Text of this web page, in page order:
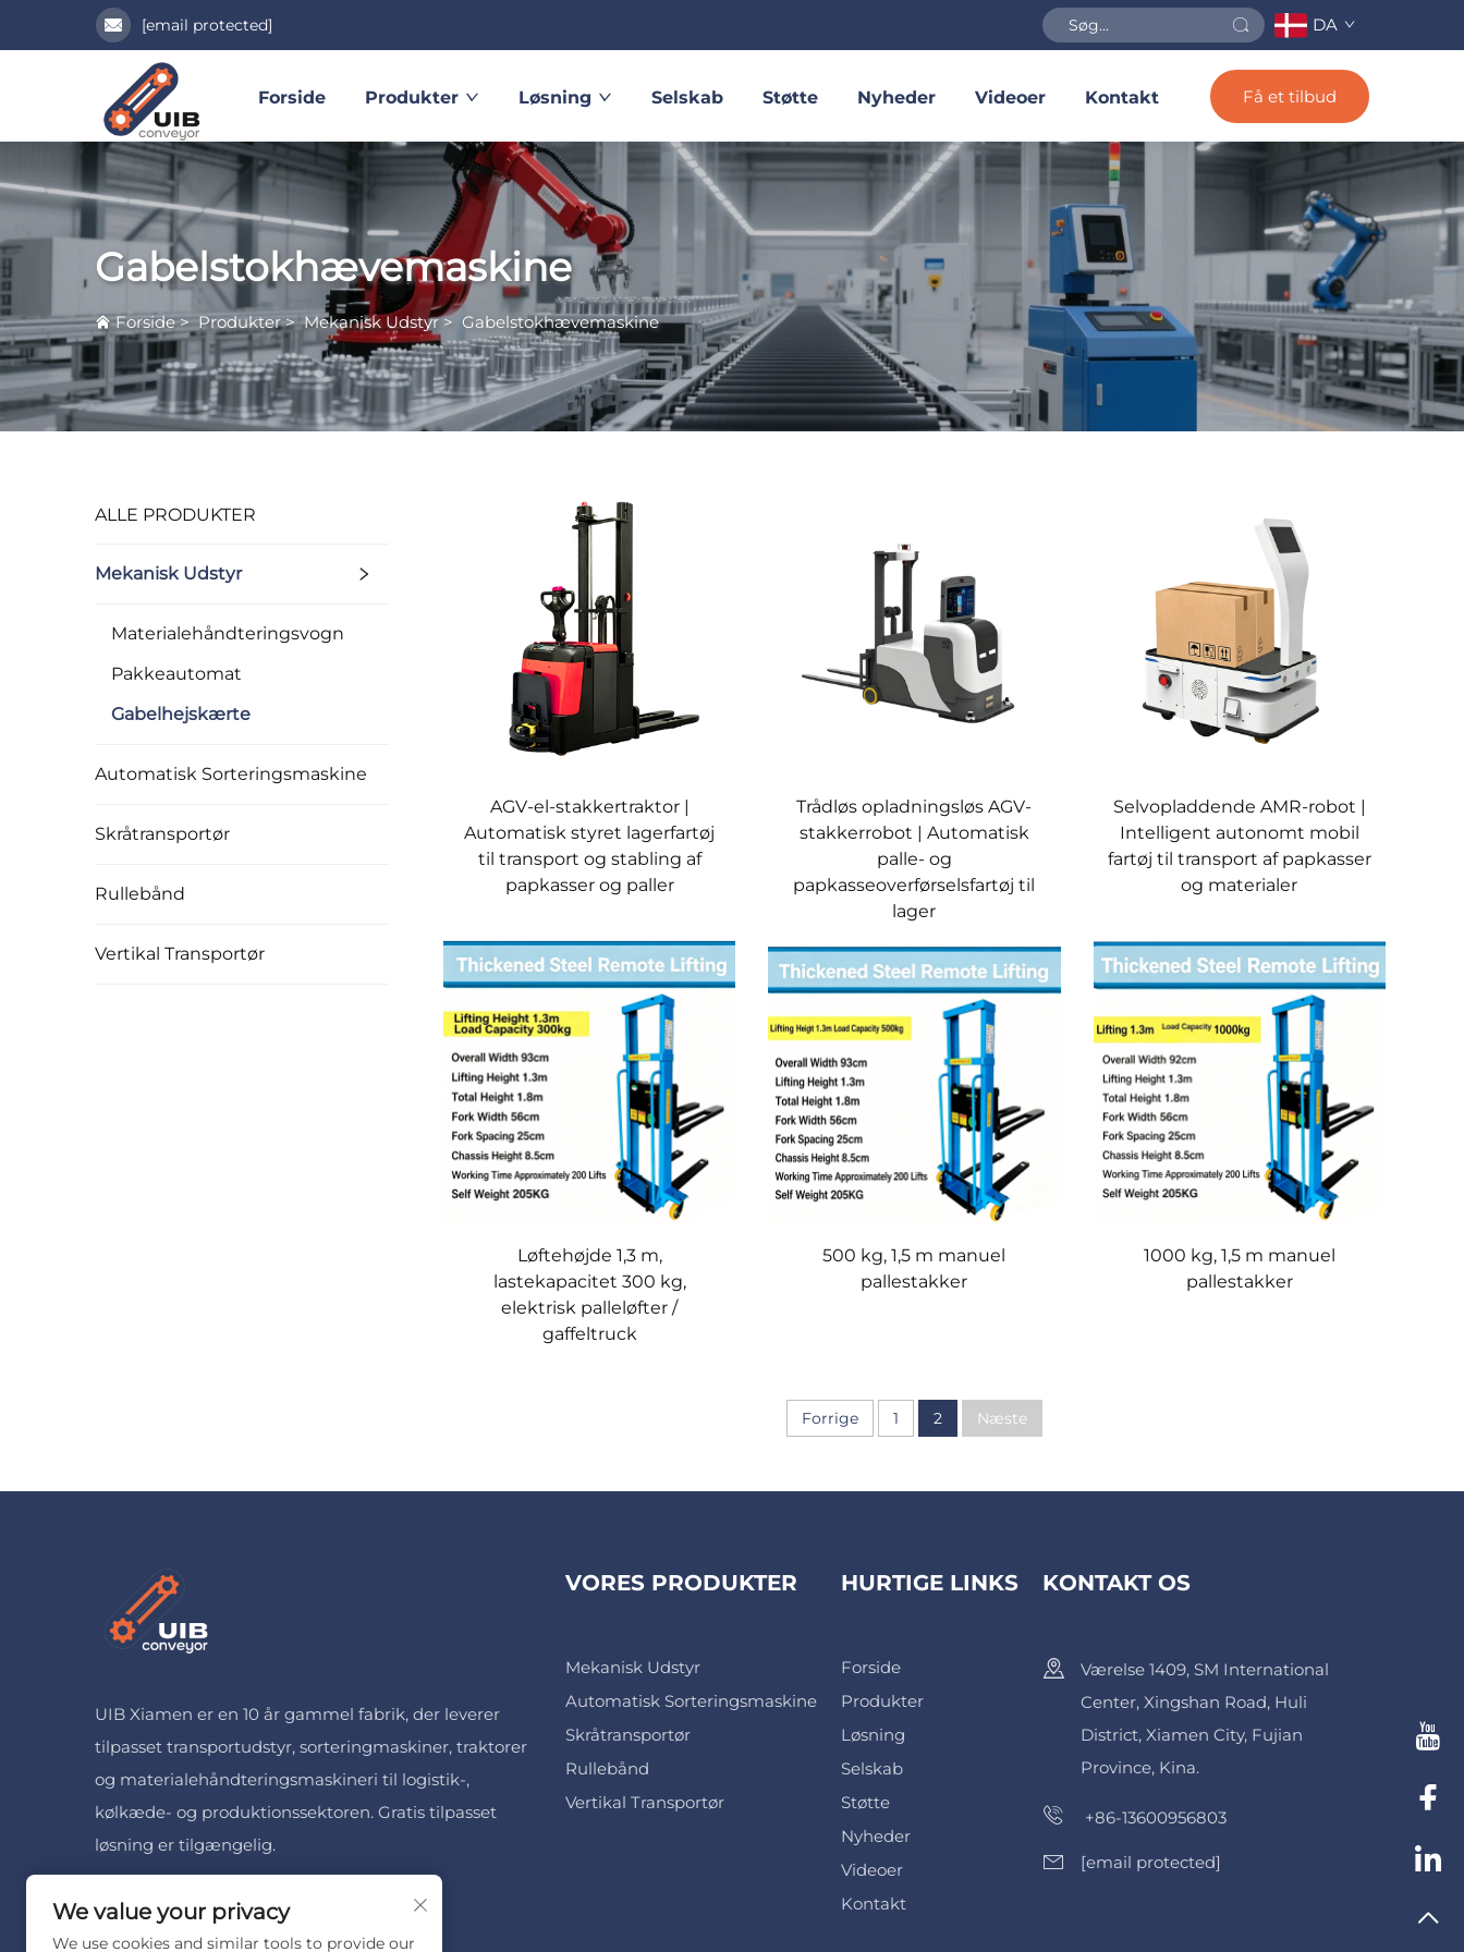
[email protected] DA
Forside Produkter Løsning Selskab Støtte Nyheder Videoer Kontakt Få et tilbud
Gabelstokhævemaskine
Forside>Produkter>Mekanisk Udstyr> Gabelstokhævemaskine
ALLE PRODUKTER
Mekanisk Udstyr
Materialehåndteringsvogn
Pakkeautomat
Gabelhejskærte
Automatisk Sorteringsmaskine
Skråtransportør
Rullebånd
Vertikal Transportør
AGV-el-stakkertraktor |
Automatisk styret lagerfartøj
til transport og stabling af
papkasser og paller
Trådløs opladningsløs AGV-
stakkerrobot | Automatisk
palle- og
papkasseoverførselsfartøj til
lager
Selvopladdende AMR-robot |
Intelligent autonomt mobil
fartøj til transport af papkasser
og materialer
Løftehøjde 1,3 m,
lastekapacitet 300 kg,
elektrisk palleløfter /
gaffeltruck
500 kg, 1,5 m manuel
pallestakker
1000 kg, 1,5 m manuel
pallestakker
Forrige 1 2 Næste
UIB Xiamen er en 10 år gammel fabrik, der leverer
tilpasset transportudstyr, sorteringmaskiner, traktorer
og materialehåndteringsmaskineri til logistik-,
kølkæde- og produktionssektoren. Gratis tilpasset
løsning er tilgængelig.
VORES PRODUKTER
Mekanisk Udstyr
Automatisk Sorteringsmaskine
Skråtransportør
Rullebånd
Vertikal Transportør
HURTIGE LINKS
Forside
Produkter
Løsning
Selskab
Støtte
Nyheder
Videoer
Kontakt
KONTAKT OS
Værelse 1409, SM International
Center, Xingshan Road, Huli
District, Xiamen City, Fujian
Province, Kina.
+86-13600956803
[email protected]
We value your privacy
We use cookies and similar tools to provide our